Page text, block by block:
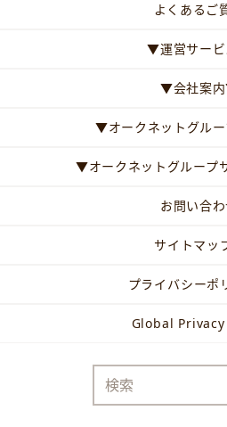
よくあるご
▼運営サー
▼会社案
▼オークネットグル
▼オークネットグループ
お問い合わ
サイトマッ
プライバシーポ
Global